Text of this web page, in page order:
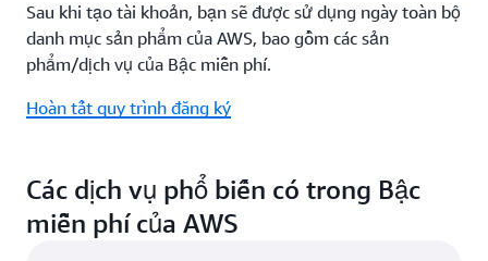
Sau khi tạo tài khoản, bạn sẽ được sử dụng ngày toàn bộ
danh mục sản phẩm của AWS, bao gồm các sản
phẩm/dịch vụ của Bậc miễn phí.
Hoàn tất quy trình đăng ký
Các dịch vụ phổ biến có trong Bậc
miễn phí của AWS